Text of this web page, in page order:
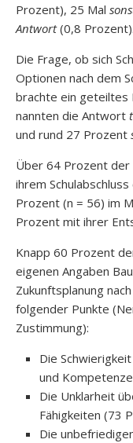
Prozent), 25 Mal
Antwort(0,8 Prozent).
Die Frage, ob sich
Optionen nach dem
brachte ein geteiltes
nannten die Antwort
und rund 27 Prozent
Über 64 Prozent der
ihrem
Prozent (n = 56) im
Prozent mit ihrer
Knapp 60 Prozent
eigenen Angaben
Zukunftsplanung
folgender Punkte
Zustimmung):
Die
und
Die Unklarheit
Fähigkeiten (73
Die